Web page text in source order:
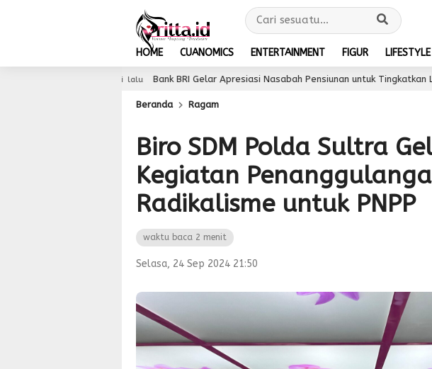
HOME CUANOMICS ENTERTAINMENT FIGUR LIFESTYLE
Bank BRI Gelar Apresiasi Nasabah Pensiunan untuk Tingkatkan Loyalitas dan
Beranda Ragam
Biro SDM Polda Sultra
Kegiatan
Radikalisme untuk PNPP
waktu baca 2 menit
Selasa, 24 Sep 2024 21:50